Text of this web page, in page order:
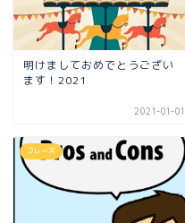
明けましておめでとうござい
ます！2021
2021-01-01
フレーズ